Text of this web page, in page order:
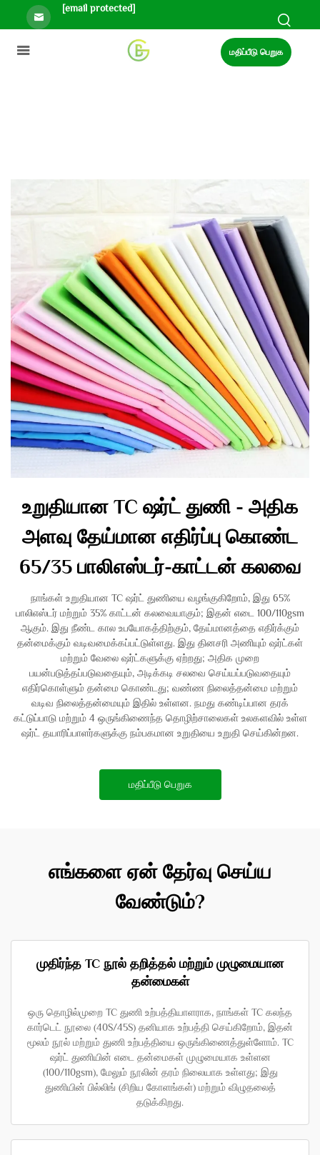
[email protected]
மதிப்பீடு பெறுக
உறுதியான TC ஷர்ட் துணி - அதிக
அளவு தேய்மான எதிர்ப்பு கொண்ட
65/35 பாலிஎஸ்டர்-காட்டன் கலவை
நாங்கள் உறுதியான TC ஷர்ட் துணியை வழங்குகிறோம், இது 65%
பாலிஎஸ்டர் மற்றும் 35% காட்டன் கலவையாகும்; இதன் எடை 100/110gsm
ஆகும். இது நீண்ட கால உபயோகத்திற்கும், தேய்மானத்தை எதிர்க்கும்
தன்மைக்கும் வடிவமைக்கப்பட்டுள்ளது. இது தினசரி அணியும் ஷர்ட்கள்
மற்றும் வேலை ஷர்ட்களுக்கு ஏற்றது; அதிக முறை
பயன்படுத்தப்படுவதையும், அடிக்கடி சலவை செய்யப்படுவதையும்
எதிர்கொள்ளும் தன்மை கொண்டது; வண்ண நிலைத்தன்மை மற்றும்
வடிவ நிலைத்தன்மையும் இதில் உள்ளன. நமது கண்டிப்பான தரக்
கட்டுப்பாடு மற்றும் 4 ஒருங்கிணைந்த தொழிற்சாலைகள் உலகளவில் உள்ள
ஷர்ட் தயாரிப்பாளர்களுக்கு நம்பகமான உறுதியை உறுதி செய்கின்றன.
மதிப்பீடு பெறுக
எங்களை ஏன் தேர்வு செய்ய
வேண்டும்?
முதிர்ந்த TC நூல் தறித்தல் மற்றும் முழுமையான
தன்மைகள்
ஒரு தொழில்முறை TC துணி உற்பத்தியாளராக, நாங்கள் TC கலந்த
கார்டெட் நூலை (40S/45S) தனியாக உற்பத்தி செய்கிறோம், இதன்
மூலம் நூல் மற்றும் துணி உற்பத்தியை ஒருங்கிணைத்துள்ளோம். TC
ஷர்ட் துணியின் எடை தன்மைகள் முழுமையாக உள்ளன
(100/110gsm), மேலும் நூலின் தரம் நிலையாக உள்ளது; இது
துணியின் பில்லிங் (சிறிய கோளங்கள்) மற்றும் விழுதலைத்
தடுக்கிறது.